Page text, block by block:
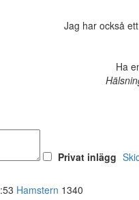
Jag har också
Ha
Privat inlägg
Hamstern 1340